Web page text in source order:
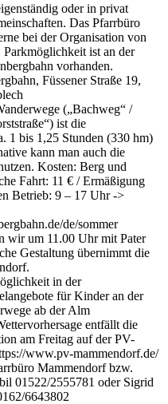
oder in privat
Das Pfarrbüro
bei der Organisation von
Parkmöglichkeit ist an der
vorhanden.
Füssener Straße 19,
(„Bachweg“ /
ist die
1 bis 1,25 Stunden (330 hm)
kann man auch die
Kosten: Berg und
Fahrt: 11 € / Ermäßigung
Betrieb: 9 – 17 Uhr ->
de/sommer
wir um 11.00 Uhr mit Pater
Gestaltung übernimmt die
in der
für Kinder an der
ab der Alm
entfällt die
am Freitag auf der PV-
www.pv-mammendorf.de/
Mammendorf bzw.
01522/2555781 oder Sigrid
6643802